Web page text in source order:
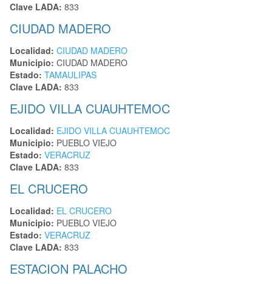
Clave LADA: 833
CIUDAD MADERO
Localidad: CIUDAD MADERO
Municipio: CIUDAD MADERO
Estado: TAMAULIPAS
Clave LADA: 833
EJIDO VILLA CUAUHTEMOC
Localidad: EJIDO VILLA CUAUHTEMOC
Municipio: PUEBLO VIEJO
Estado: VERACRUZ
Clave LADA: 833
EL CRUCERO
Localidad: EL CRUCERO
Municipio: PUEBLO VIEJO
Estado: VERACRUZ
Clave LADA: 833
ESTACION PALACHO